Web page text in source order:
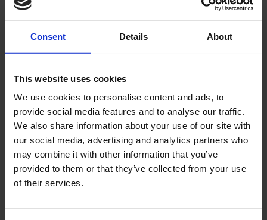
Consent Details About
This website uses cookies
We use cookies to personalise content and ads, to
provide social media features and to analyse our traffic.
We also share information about your use of our site with
our social media, advertising and analytics partners who
may combine it with other information that you’ve
provided to them or that they’ve collected from your use
of their services.
List skylthållare
Moped/MC Universal
Svart list för
registreringsskylthållare
mycket enkel att
montera i nederkant på
registreringsskylthållare
n.
17-7000-02
49 KR
2-5 vardagar
Kromad.
17-6000-170
1 095KR